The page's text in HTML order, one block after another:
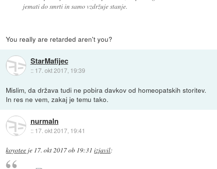
jemati do smrti in samo vzdržuje stanje.
You really are retarded aren't you?
StarMafijec
:: 17. okt 2017, 19:39
Mislim, da država tudi ne pobira davkov od homeopatskih storitev.
In res ne vem, zakaj je temu tako.
nurmaln
:: 17. okt 2017, 19:41
koyotee je 17. okt 2017 ob 19:31 izjavil: